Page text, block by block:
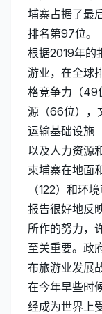
埔寨占据了最
排名第97位。
根据2019年的
游业，在全球
格竞争力（49
源（66位），
运输基础设施
以及人力资源
柬埔寨在地面
（122）和环
报告很好地反
所作的努力，
至关重要。政
布旅游业发展
在今年早些时
经成为世界上